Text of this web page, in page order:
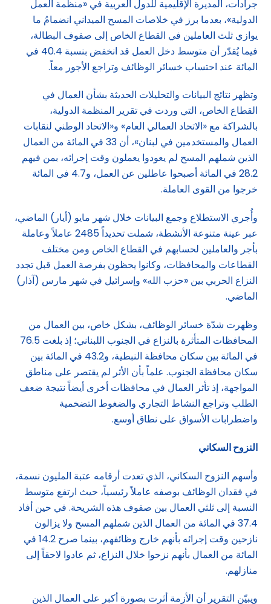
جرادات، المديرة الإقليمية للدول العربية في «منظمة العمل
الدولية»، بعدما برز في خلاصات المسح الميداني انضمامُ ما
يوازي ثلث العاملين في القطاع الخاص إلى صفوف البطالة،
فيما يُقدّر أن متوسط دخل العمل قد انخفض بنسبة 40.4 في
المائة عند احتساب خسائر الوظائف وتراجع الأجور معاً.
وتظهر نتائج البيانات والتحليلات الحديثة بشأن العمال في
القطاع الخاص، التي وردت في تقرير المنظمة الدولية،
بالشراكة مع «الاتحاد العمالي العام» و«الاتحاد الوطني لنقابات
العمال والمستخدمين في لبنان»، أن 33 في المائة من العمال
الذين شملهم المسح لم يعودوا يعملون وقت إجرائه، بمن فيهم
28.2 في المائة أصبحوا عاطلين عن العمل، و4.7 في المائة
خرجوا من القوى العاملة.
وأُجري الاستطلاع وجمع البيانات خلال شهر مايو (أيار) الماضي،
عبر عينة متنوعة الأنشطة، شملت تحديداً 2485 عاملاً وعاملة
بأجر والعاملين لحسابهم في القطاع الخاص ومن مختلف
القطاعات والمحافظات، وكانوا يحظون بفرصة العمل قبل تجدد
النزاع الحربي بين «حزب الله» وإسرائيل في شهر مارس (آذار)
الماضي.
وظهرت شدّة خسائر الوظائف، بشكل خاص، بين العمال من
المحافظات المتأثرة بالنزاع في الجنوب اللبناني؛ إذ بلغت 76.5
في المائة بين سكان محافظة النبطية، و43.2 في المائة بين
سكان محافظة الجنوب. علماً بأن الأثر لم يقتصر على مناطق
المواجهة، إذ تأثر العمال في محافظات أخرى أيضاً نتيجة ضعف
الطلب وتراجع النشاط التجاري والضغوط التضخمية
واضطرابات الأسواق على نطاق أوسع.
النزوح السكاني
وأسهم النزوح السكاني، الذي تعدت أرقامه عتبة المليون نسمة،
في فقدان الوظائف بوصفه عاملاً رئيسياً، حيث ارتفع متوسط
النسبة إلى ثلثي العمال بين صفوف هذه الشريحة. في حين أفاد
37.4 في المائة من العمال الذين شملهم المسح ولا يزالون
نازحين وقت إجرائه بأنهم خارج وظائفهم، بينما صرح 14.2 في
المائة من العمال بأنهم نزحوا خلال النزاع، ثم عادوا لاحقاً إلى
منازلهم.
ويبيّن التقرير أن الأزمة أثرت بصورة أكبر على العمال الذين